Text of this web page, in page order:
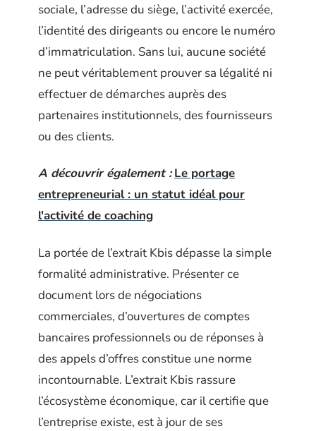
sociale, l’adresse du siège, l’activité exercée,
l’identité des dirigeants ou encore le numéro
d’immatriculation. Sans lui, aucune société
ne peut véritablement prouver sa légalité ni
effectuer de démarches auprès des
partenaires institutionnels, des fournisseurs
ou des clients.
A découvrir également : Le portage
entrepreneurial : un statut idéal pour
l'activité de coaching
La portée de l’extrait Kbis dépasse la simple
formalité administrative. Présenter ce
document lors de négociations
commerciales, d’ouvertures de comptes
bancaires professionnels ou de réponses à
des appels d’offres constitue une norme
incontournable. L’extrait Kbis rassure
l’écosystème économique, car il certifie que
l’entreprise existe, est à jour de ses